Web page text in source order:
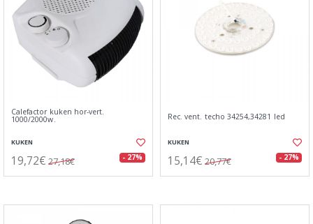
Calefactor kuken hor-vert.
1000/2000w.
KUKEN
19,72€ 27,18€ - 27%
Rec. vent. techo 34254,34281 led
KUKEN
15,14€ 20,77€ - 27%